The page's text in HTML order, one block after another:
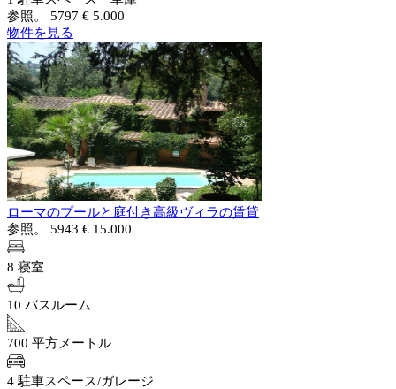
参照。 5797 € 5.000
物件を見る
ローマのプールと庭付き高級ヴィラの賃貸
参照。 5943 € 15.000
8 寝室
10 バスルーム
700 平方メートル
4 駐車スペース/ガレージ